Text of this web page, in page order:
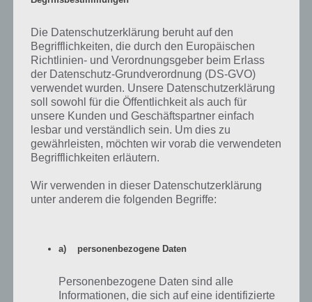
Falls ihr immernoch unsicher seid, ob ihr Blitz Brigade als App für
nachfolgend ein Gameplay Video zu Blitz Brigade für euch:
http://www.youtube.com/watch?v=zqNuysbXGTg
Spiele App herunterladen
Blitz Brigade könnt ihr euch kostenlos bei Google Play für Android,
als auch im iTunes App Store herunterladen. Für Windows Phone
iPhone, iPad und iPod Touch. Dabei benötigt ihr Minimum iOS 5.
Außerdem werden mehr als 500 MB Speicherplatz benötigt.
Die Datenschutzerklärung beruht auf den
Begrifflichkeiten, die durch den Europäischen
Richtlinien- und Verordnungsgeber beim Erlass
der Datenschutz-Grundverordnung (DS-GVO)
verwendet wurden. Unsere Datenschutzerklärung
soll sowohl für die Öffentlichkeit als auch für
unsere Kunden und Geschäftspartner einfach
lesbar und verständlich sein. Um dies zu
gewährleisten, möchten wir vorab die verwendeten
Begrifflichkeiten erläutern.
Wir verwenden in dieser Datenschutzerklärung
unter anderem die folgenden Begriffe:
a) personenbezogene Daten
Personenbezogene Daten sind alle
Informationen, die sich auf eine identifizierte